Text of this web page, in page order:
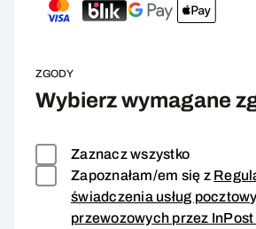
ZGODY
Wybierz wymagane
Zaznacz wszystko
Zapoznałam/em się z
świadczenia usług
przewozowych przez InPost